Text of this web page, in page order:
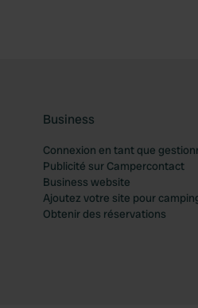
Business
Connexion en tant que
Publicité sur Campercontact
Business website
Ajoutez votre site pour
Obtenir des réservations